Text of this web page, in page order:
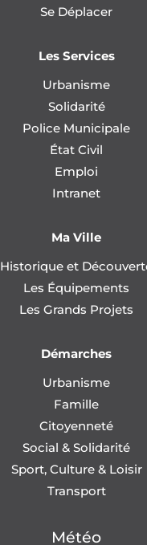
Se Déplacer
Les Services
Urbanisme
Solidarité
Police Municipale
État Civil
Emploi
Intranet
Ma Ville
Historique et
Les Équipements
Les Grands Projets
Démarches
Urbanisme
Famille
Citoyenneté
Social & Solidarité
Sport, Culture & Loisir
Transport
Météo